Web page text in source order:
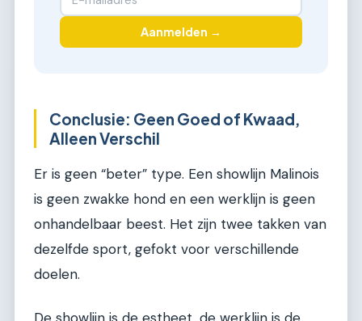
Aanmelden →
Conclusie: Geen Goed of Kwaad,
Alleen Verschil
Er is geen “beter” type. Een showlijn Malinois
is geen zwakke hond en een werklijn is geen
onhandelbaar beest. Het zijn twee takken van
dezelfde sport, gefokt voor verschillende
doelen.